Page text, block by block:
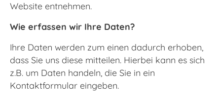
Website entnehmen.
Wie erfassen wir Ihre Daten?
Ihre Daten werden zum einen dadurch erhoben,
dass Sie uns diese mitteilen. Hierbei kann es sich
z.B. um Daten handeln, die Sie in ein
Kontaktformular eingeben.